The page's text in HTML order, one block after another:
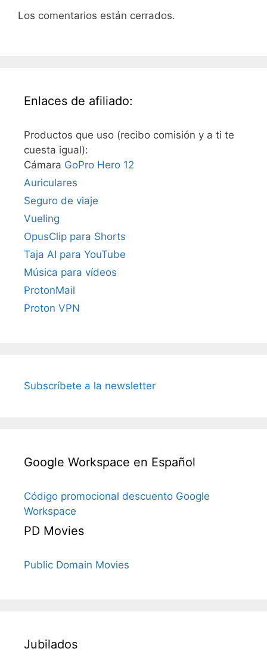
Los comentarios están cerrados.
Enlaces de afiliado:
Productos que uso (recibo comisión y a ti te
cuesta igual):
Cámara GoPro Hero 12
Auriculares
Seguro de viaje
Vueling
OpusClip para Shorts
Taja AI para YouTube
Música para vídeos
ProtonMail
Proton VPN
Subscríbete a la newsletter
Google Workspace en Español
Código promocional descuento Google
Workspace
PD Movies
Public Domain Movies
Jubilados